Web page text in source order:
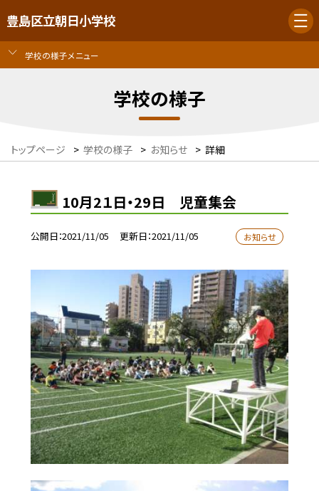
豊島区立朝日小学校
学校の様子メニュー
学校の様子
トップページ > 学校の様子 > お知らせ > 詳細
10月2１日・29日 児童集会
公開日 2021/11/05 更新日 2021/11/05 お知らせ